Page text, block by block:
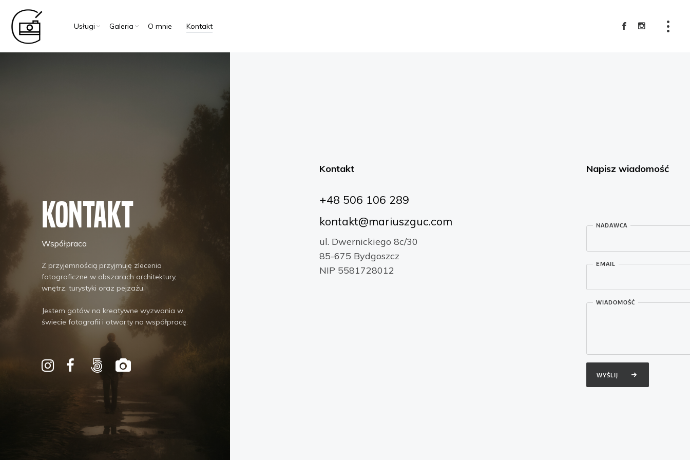
Usługi Galeria O mnie Kontakt
Kontakt
Współpraca
Z przyjemnością przyjmuję zlecenia
fotograficzne w obszarach architektury,
wnętrz, turystyki oraz pejzażu.
Jestem gotów na kreatywne wyzwania w
świecie fotografii i otwarty na współpracę.
Kontakt
+48 506 106 289
kontakt@mariuszguc.com
ul. Dwernickiego 8c/30
85-675 Bydgoszcz
NIP 5581728012
Napisz wiadomość
NADAWCA
EMAIL
WIADOMOŚĆ